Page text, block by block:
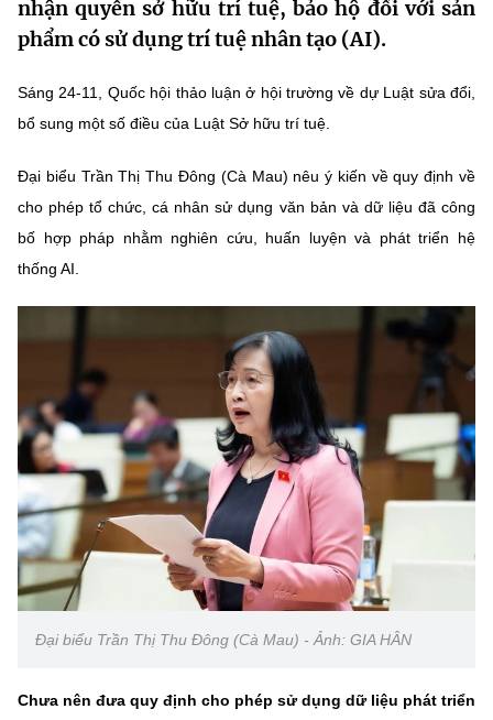
Lịch sử phát triển
Sở Khoa học và Công nghệ
Đổi mới sáng tạo
Chuyển đổi số
Tiêu chuẩn, đo lường, chất lượng
Năng lượng nguyên tử
Tin địa phương
Hệ thống văn bản
Văn bản chỉ đạo điều hành
Lấy ý kiến người dân về dự thảo VBQPPL
THỐNG KÊ
Khoa học và Công nghệ
Đổi mới sáng tạo
Bưu chính, Viễn thông
Sở hữu trí tuệ
Tiêu chuẩn, đo lường, chất lượng
Năng lượng nguyên tử
Multimedia
THƯ ĐIỆN TỬ
Khác
Infographic
Ảnh
Voice
Nhiệm vụ trọng tâm
Chọn ngôn ngữ
English
nhận quyền sở hữu trí tuệ, bảo hộ đối với sản
phẩm có sử dụng trí tuệ nhân tạo (AI).
Sáng 24-11, Quốc hội thảo luận ở hội trường về dự Luật sửa đổi,
bổ sung một số điều của Luật Sở hữu trí tuệ.
Đại biểu Trần Thị Thu Đông (Cà Mau) nêu ý kiến về quy định về
cho phép tổ chức, cá nhân sử dụng văn bản và dữ liệu đã công
bố hợp pháp nhằm nghiên cứu, huấn luyện và phát triển hệ
thống AI.
Đại biểu Trần Thị Thu Đông (Cà Mau) - Ảnh: GIA HÂN
Chưa nên đưa quy định cho phép sử dụng dữ liệu phát triển